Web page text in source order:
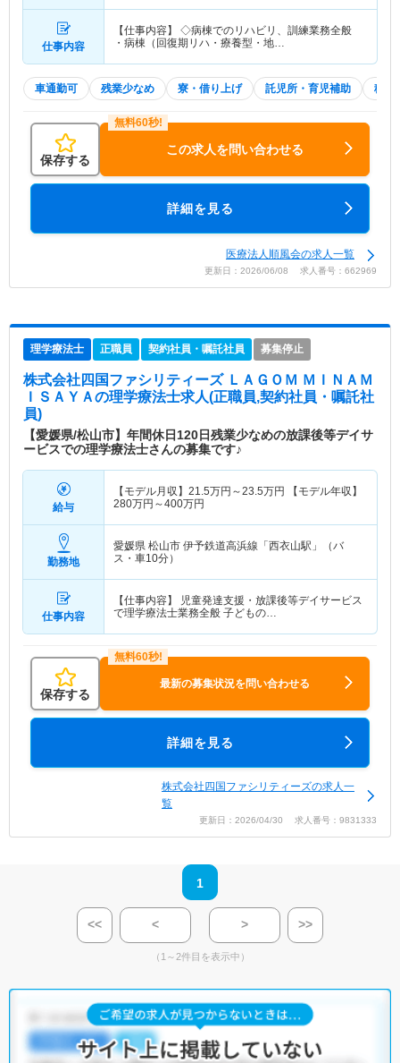
仕事内容
【仕事内容】 ◇病棟でのリハビリ、訓練業務全般
・病棟（回復期リハ・療養型・地…
車通勤可 残業少なめ 寮・借り上げ 託児所・育児補助 積極
保存する
この求人を問い合わせる
詳細を見る
医療法人順風会の求人一覧
更新日：2026/06/08 求人番号：662969
理学療法士 正職員 契約社員・嘱託社員 募集停止
株式会社四国ファシリティーズ ＬＡＧＯＭ ＭＩＮＡＭ
ＩＳＡＹＡの理学療法士求人(正職員,契約社員・嘱託社
員)
【愛媛県/松山市】年間休日120日残業少なめの放課後等デイサ
ービスでの理学療法士さんの募集です♪
給与
【モデル月収】 21.5万円～23.5万円
【モデル年収】
280万円～400万円
勤務地
愛媛県 松山市 伊予鉄道高浜線「西衣山駅」（バ
ス・車10分）
仕事内容
【仕事内容】 児童発達支援・放課後等デイサービス
で理学療法士業務全般 子どもの…
保存する
最新の募集状況を問い合わせる
詳細を見る
株式会社四国ファシリティーズの求人一
覧
更新日：2026/04/30 求人番号：9831333
1
<< < > >>
（1～2件目を表示中）